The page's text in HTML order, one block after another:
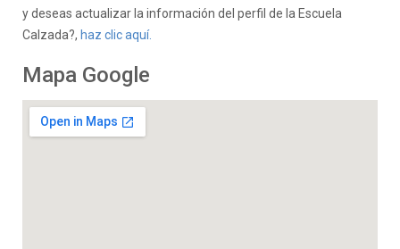
y deseas actualizar la información del perfil de la Escuela
Calzada?, haz clic aquí.
Mapa Google